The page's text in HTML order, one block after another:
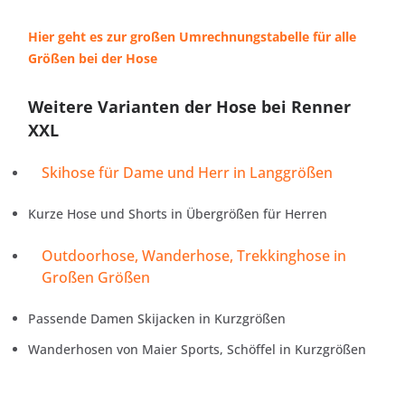
Hier geht es zur großen Umrechnungstabelle für alle
Größen bei der Hose
Weitere Varianten der Hose bei Renner
XXL
Skihose für Dame und Herr in Langgrößen
Kurze Hose und Shorts in Übergrößen für Herren
Outdoorhose, Wanderhose, Trekkinghose in
Großen Größen
Passende Damen Skijacken in Kurzgrößen
Wanderhosen von Maier Sports, Schöffel in Kurzgrößen